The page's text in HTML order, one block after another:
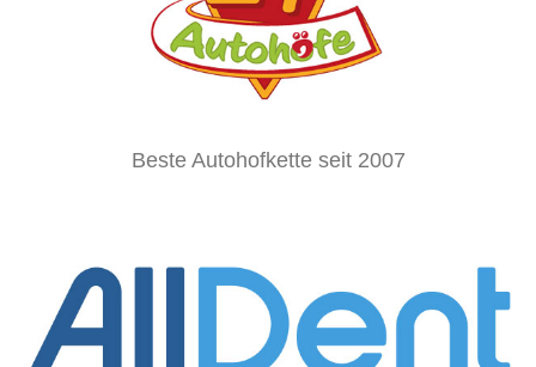
Beste Autohofkette seit 2007